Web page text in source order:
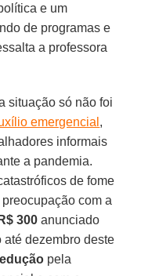
e um
de programas e
a professora
situação só não foi
emergencial ,
informais
a pandemia.
de fome
com a
R$ 300 anunciado
até dezembro deste
pela